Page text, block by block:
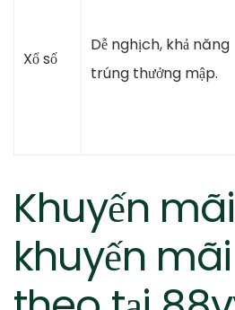
Xổ số
Dễ nghịch, khả năng
trúng thưởng mập.
Khuyến
khuyến